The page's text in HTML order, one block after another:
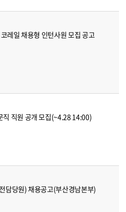
레일 채용형 인턴사원 모집 공고
직 직원 공개 모집(~4.28 14:00)
담당원) 채용공고(부산경남본부)